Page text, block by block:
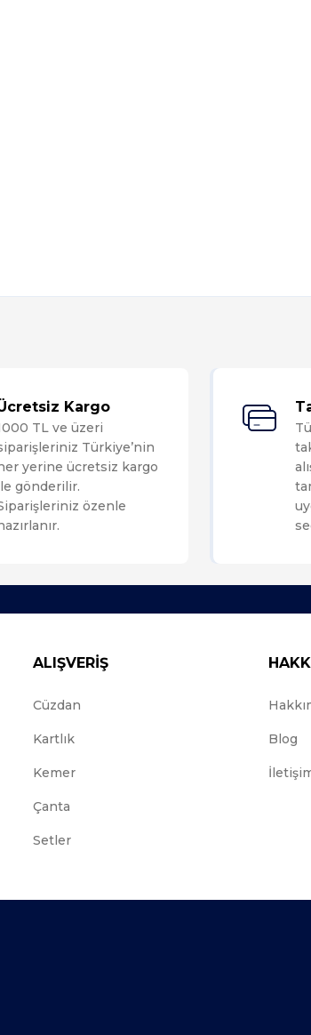
Kargo
TL ve üzeri
Türkiye’nin
yerine ücretsiz kargo
gönderilir.
özenle
ALIŞVERİŞ
Cüzdan
Kartlık
Kemer
Çanta
Setler
Blog